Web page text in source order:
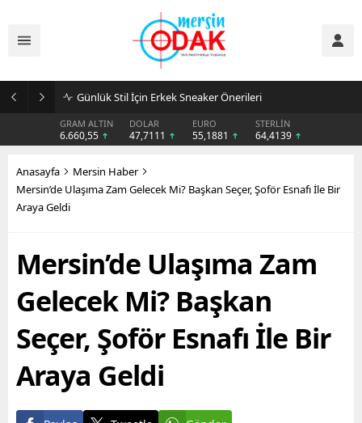
Günlük Stil İçin Erkek Sneaker Önerileri
GRAM ALTIN
6.660,55
DOLAR
47,7111
EURO
55,1881
STERLİN
64,4139
Anasayfa
Mersin Haber
Mersin’de Ulaşıma Zam Gelecek Mi? Başkan Seçer, Şoför Esnafı İle Bir
Araya Geldi
Mersin’de Ulaşıma Zam
Gelecek Mi? Başkan
Seçer, Şoför Esnafı İle Bir
Araya Geldi